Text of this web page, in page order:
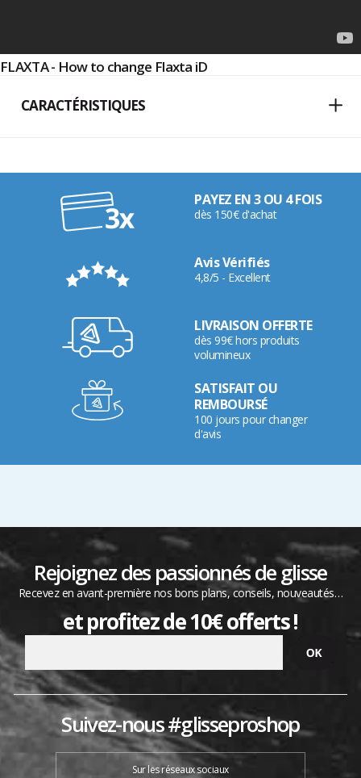
FLAXTA - How to change Flaxta iD
CARACTÉRISTIQUES
PAYEZ EN 3 OU 4 FOIS
dès 150€ d'achat
Avis Vérifiés
4,8/5 - Excellent
LIVRAISON OFFERTE
dès 99€ hors produits
volumineux
SATISFAIT OU
REMBOURSÉ
100 jours pour changer
d'avis
Rejoignez des passionnés de glisse
Recevez en avant-première nos bons plans, conseils, nouveautés…
et profitez de 10€ offerts !
Suivez-nous #glisseproshop
Sur les réseaux sociaux